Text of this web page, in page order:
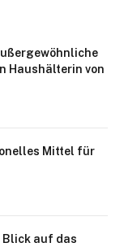
Haushälterin von
Mittel für
Blick auf das